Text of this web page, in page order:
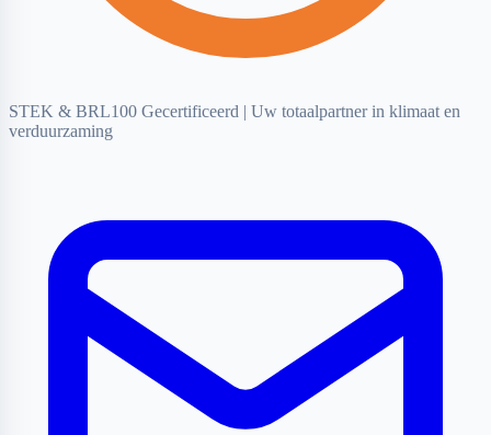
STEK & BRL100 Gecertificeerd | Uw totaalpartner in klimaat en
verduurzaming